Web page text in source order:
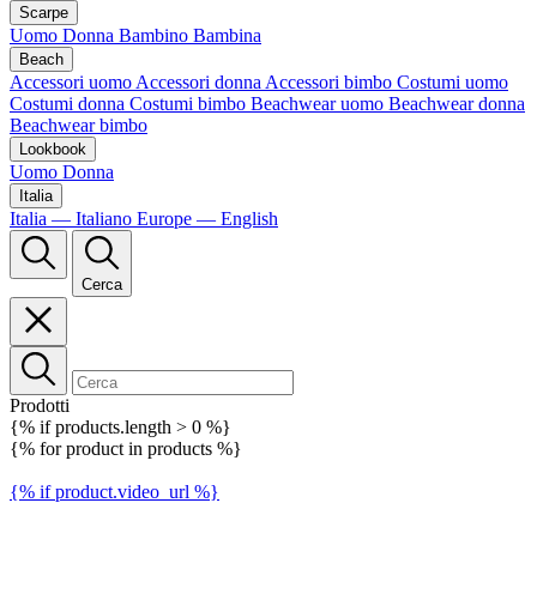
Scarpe
Uomo Donna Bambino Bambina
Beach
Accessori uomo Accessori donna Accessori bimbo Costumi uomo
Costumi donna Costumi bimbo Beachwear uomo Beachwear donna
Beachwear bimbo
Lookbook
Uomo Donna
Italia
Italia — Italiano Europe — English
Cerca
Prodotti
{% if products.length > 0 %}
{% for product in products %}
{% if product.video_url %}